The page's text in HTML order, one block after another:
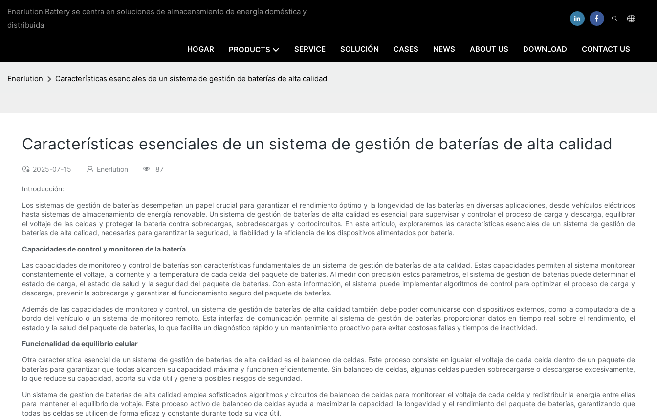
Enerlution Battery se centra en soluciones de almacenamiento de energía doméstica y
distribuida
HOGAR PRODUCTS SERVICE SOLUCIÓN CASES NEWS ABOUT US DOWNLOAD CONTACT US
Enerlution Características esenciales de un sistema de gestión de baterías de alta calidad
Características esenciales de un sistema de gestión de baterías de alta calidad
2025-07-15 Enerlution 87
Introducción:
Los sistemas de gestión de baterías desempeñan un papel crucial para garantizar el rendimiento óptimo y la longevidad de las baterías en diversas aplicaciones, desde vehículos eléctricos
hasta sistemas de almacenamiento de energía renovable. Un sistema de gestión de baterías de alta calidad es esencial para supervisar y controlar el proceso de carga y descarga, equilibrar
el voltaje de las celdas y proteger la batería contra sobrecargas, sobredescargas y cortocircuitos. En este artículo, exploraremos las características esenciales de un sistema de gestión de
baterías de alta calidad, necesarias para garantizar la seguridad, la fiabilidad y la eficiencia de los dispositivos alimentados por batería.
Capacidades de control y monitoreo de la batería
Las capacidades de monitoreo y control de baterías son características fundamentales de un sistema de gestión de baterías de alta calidad. Estas capacidades permiten al sistema monitorear
constantemente el voltaje, la corriente y la temperatura de cada celda del paquete de baterías. Al medir con precisión estos parámetros, el sistema de gestión de baterías puede determinar el
estado de carga, el estado de salud y la seguridad del paquete de baterías. Con esta información, el sistema puede implementar algoritmos de control para optimizar el proceso de carga y
descarga, prevenir la sobrecarga y garantizar el funcionamiento seguro del paquete de baterías.
Además de las capacidades de monitoreo y control, un sistema de gestión de baterías de alta calidad también debe poder comunicarse con dispositivos externos, como la computadora de a
bordo del vehículo o un sistema de monitoreo remoto. Esta interfaz de comunicación permite al sistema de gestión de baterías proporcionar datos en tiempo real sobre el rendimiento, el
estado y la salud del paquete de baterías, lo que facilita un diagnóstico rápido y un mantenimiento proactivo para evitar costosas fallas y tiempos de inactividad.
Funcionalidad de equilibrio celular
Otra característica esencial de un sistema de gestión de baterías de alta calidad es el balanceo de celdas. Este proceso consiste en igualar el voltaje de cada celda dentro de un paquete de
baterías para garantizar que todas alcancen su capacidad máxima y funcionen eficientemente. Sin balanceo de celdas, algunas celdas pueden sobrecargarse o descargarse excesivamente,
lo que reduce su capacidad, acorta su vida útil y genera posibles riesgos de seguridad.
Un sistema de gestión de baterías de alta calidad emplea sofisticados algoritmos y circuitos de balanceo de celdas para monitorear el voltaje de cada celda y redistribuir la energía entre ellas
para mantener el equilibrio de voltaje. Este proceso activo de balanceo de celdas ayuda a maximizar la capacidad, la longevidad y el rendimiento del paquete de baterías, garantizando que
todas las celdas se utilicen de forma eficaz y constante durante toda su vida útil.